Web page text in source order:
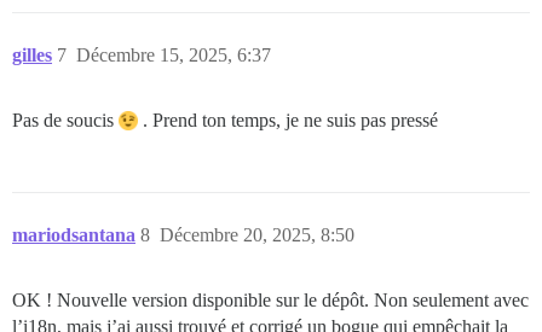
gilles Décembre 15, 2025, 6:37
7
Pas de soucis . Prend ton temps, je ne suis pas pressé
mariodsantana Décembre 20, 2025, 8:50
8
OK ! Nouvelle version disponible sur le dépôt. Non seulement avec
l’i18n, mais j’ai aussi trouvé et corrigé un bogue qui empêchait la